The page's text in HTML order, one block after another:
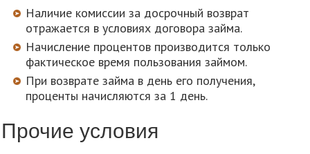
Наличие комиссии за досрочный возврат
отражается в условиях договора займа.
Начисление процентов производится только
фактическое время пользования займом.
При возврате займа в день его получения,
проценты начисляются за 1 день.
Прочие условия